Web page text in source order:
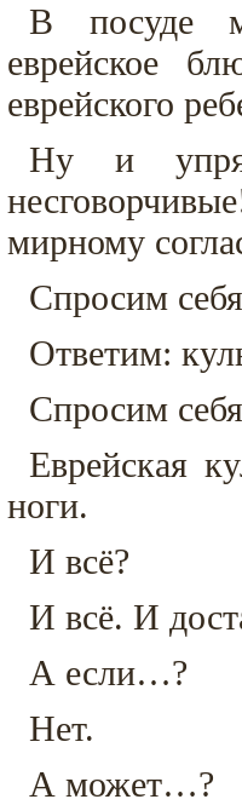
В посуде
еврейское
еврейского
Ну и
мирному
Спросим
Ответим:
Спросим
Еврейская
ноги.
И всё?
И всё. И
А если…?
Нет.
А может…?